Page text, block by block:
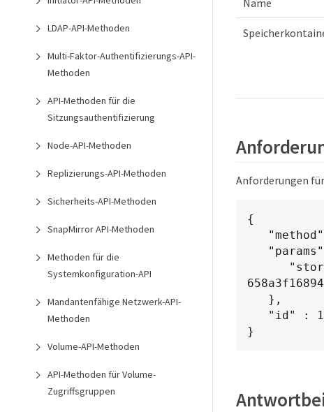
LDAP-API-Methoden
Multi-Faktor-Authentifizierungs-API-
Methoden
API-Methoden für die
Sitzungsauthentifizierung
Node-API-Methoden
Replizierungs-API-Methoden
Sicherheits-API-Methoden
SnapMirror API-Methoden
Methoden für die
Systemkonfiguration-API
Mandantenfähige Netzwerk-API-
Methoden
Volume-API-Methoden
API-Methoden für Volume-
Zugriffsgruppen
Anforderungen
{
}